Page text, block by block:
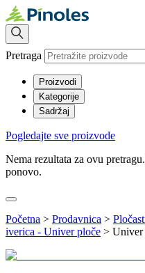
Pretraga
Proizvodi
Kategorije
Sadržaj
Pogledajte sve proizvode
Nema rezultata za ovu
ponovo.
Početna > Prodavnica >
iverica - Univer ploče > Univer